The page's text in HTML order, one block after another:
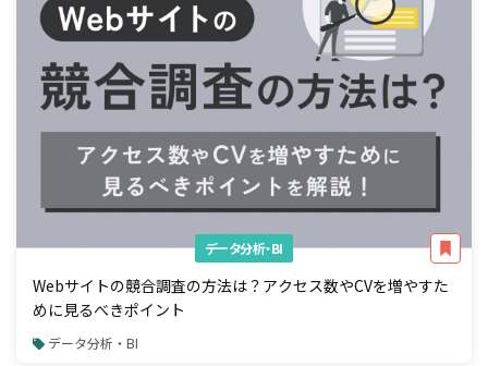
データ分析・BI
Webサイトの競合調査の方法は？アクセス数やCVを増やすた
めに見るべきポイント
データ分析・BI